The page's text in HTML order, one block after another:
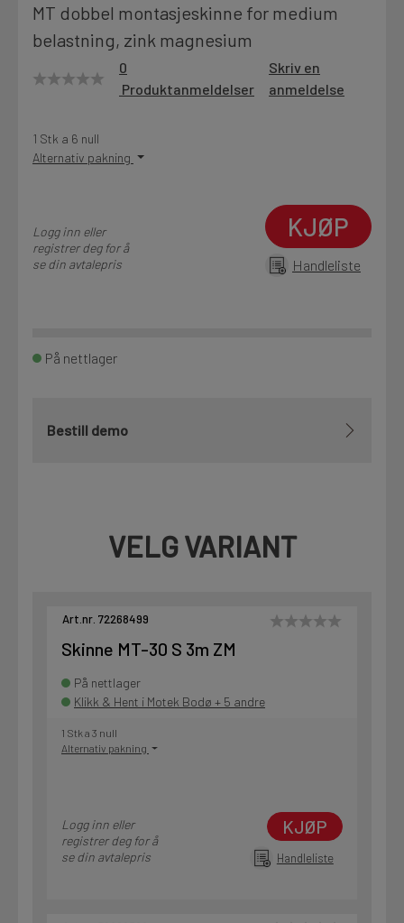
Motek
Kontakt og åpningstider
Fra rådgivning til sporing av ordre
MT dobbel montasjeskinne for medium
belastning, zink magnesium
0
Produktanmeldelser
Skriv en
anmeldelse
1 Stk a 6 null
Alternativ pakning
Logg inn eller
registrer deg for å
se din avtalepris
KJØP
Handleliste
På nettlager
Bestill demo
VELG VARIANT
Art.nr. 72268499
Skinne MT-30 S 3m ZM
På nettlager
Klikk & Hent i Motek Bodø + 5 andre
1 Stk a 3 null
Alternativ pakning
Logg inn eller
registrer deg for å
se din avtalepris
KJØP
Handleliste